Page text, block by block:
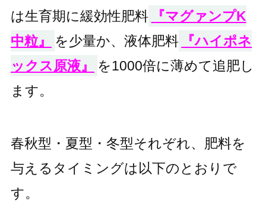
は生育期に緩効性肥料
『マグァンプK
中粒』
を少量か、液体肥料
『ハイポネ
ックス原液』
を1000倍に薄めて追肥し
ます。
春秋型・夏型・冬型それぞれ、肥料を
与えるタイミングは以下のとおりで
す。